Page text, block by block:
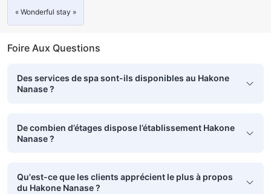
« Wonderful stay »
Foire Aux Questions
Des services de spa sont-ils disponibles au Hakone
Nanase ?
De combien d’étages dispose l’établissement Hakone
Nanase ?
Qu'est-ce que les clients apprécient le plus à propos
du Hakone Nanase ?